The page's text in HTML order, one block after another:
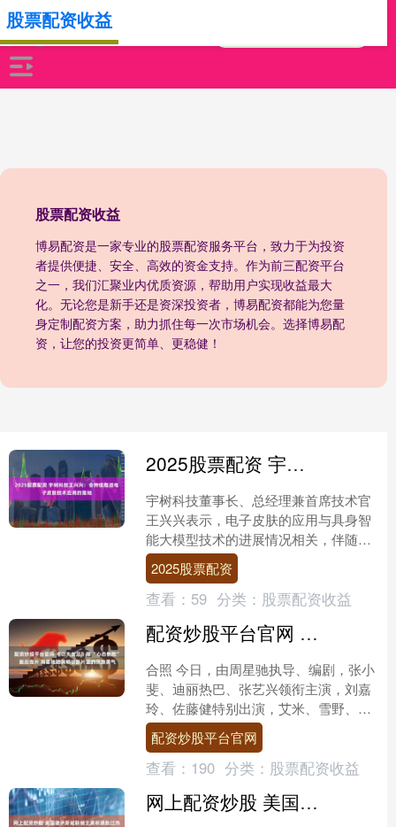
股票配资收益
博易配资是一家专业的股票配资服务平台，致力于为投资
者提供便捷、安全、高效的资金支持。作为前三配资平台
之一，我们汇聚业内优质资源，帮助用户实现收益最大
化。无论您是新手还是资深投资者，博易配资都能为您量
身定制配资方案，助力抓住每一次市场机会。选择博易配
资，让您的投资更简单、更稳健！
股票配资收益
2025股票配资 宇树科技王兴兴：会持续推进电子皮肤技术应用的落地
宇树科技董事长、总经理兼首席技术官
王兴兴表示，电子皮肤的应用与具身智
能大模型技术的进展情况相关，伴随着
具身大模型技术的发展，人形机器人更
多地走入人类社会后202....
2025股票配资
查看： 59 分类： 股票配资收益
配资炒股平台官网 《功夫女足》曝 “心态制胜” 版后告片 周星驰路演畅谈影片里的民族勇气
合照 今日，由周星驰执导、编剧，张小
斐、迪丽热巴、张艺兴领衔主演，刘嘉
玲、佐藤健特别出演，艾米、雪野、蔡
思贝、胡予安、倪好特别介绍的喜剧电
影《功夫女足》释出“心....
配资炒股平台官网
查看： 190 分类： 股票配资收益
网上配资炒股 美国堪萨斯城联储主席称通胀过热，且高于目标水平时间过长